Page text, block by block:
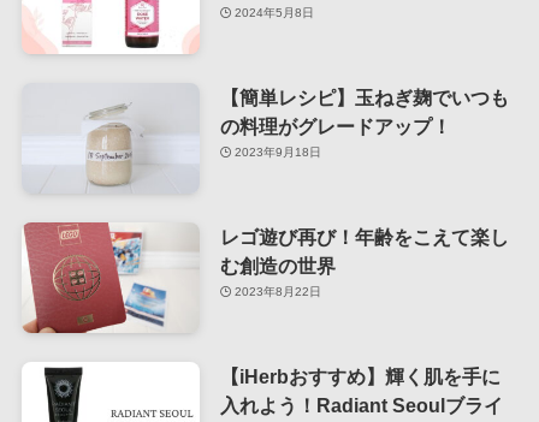
2024年5月8日
【簡単レシピ】玉ねぎ麹でいつも
の料理がグレードアップ！
2023年9月18日
レゴ遊び再び！年齢をこえて楽し
む創造の世界
2023年8月22日
【iHerbおすすめ】輝く肌を手に
入れよう！Radiant Seoulブライ